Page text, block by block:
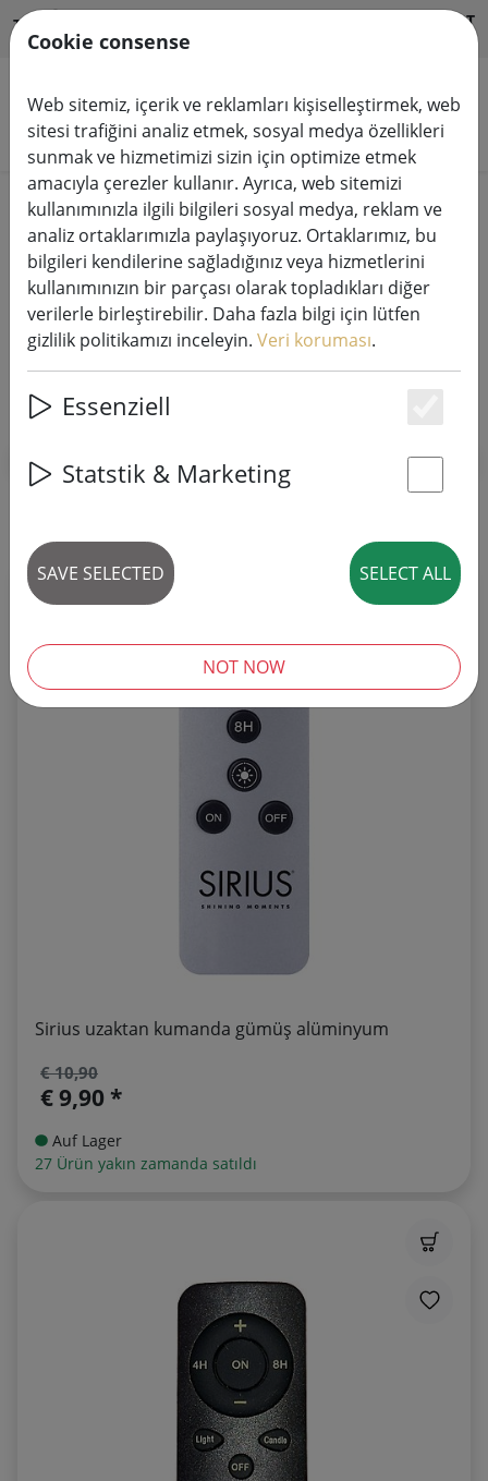
TR HILFE & SUPPORT
Ürünleri arayın
Home Aksesuarlar ve piller
Peri ışıkları aksesuarları & piller
AZALTILMIŞ! SALE
Sirius uzaktan kumanda gümüş alüminyum
€ 10,90
€ 9,90 *
Auf Lager
27 Ürün yakın zamanda satıldı
Cookie consense
Web sitemiz, içerik ve reklamları kişiselleştirmek, web
sitesi trafiğini analiz etmek, sosyal medya özellikleri
sunmak ve hizmetimizi sizin için optimize etmek
amacıyla çerezler kullanır. Ayrıca, web sitemizi
kullanımınızla ilgili bilgileri sosyal medya, reklam ve
analiz ortaklarımızla paylaşıyoruz. Ortaklarımız, bu
bilgileri kendilerine sağladığınız veya hizmetlerini
kullanımınızın bir parçası olarak topladıkları diğer
verilerle birleştirebilir. Daha fazla bilgi için lütfen
gizlilik politikamızı inceleyin. Veri koruması.
Essenziell
Statstik & Marketing
SAVE SELECTED SELECT ALL
NOT NOW